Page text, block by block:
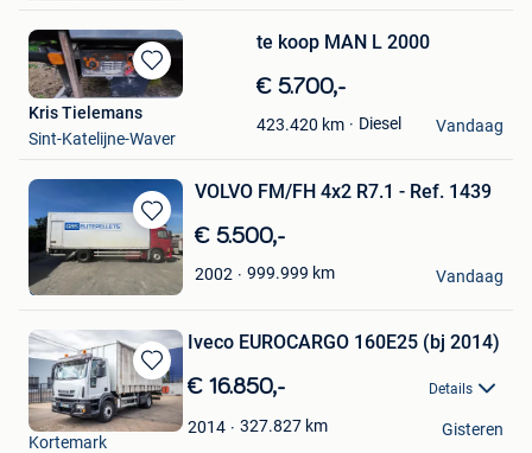
Bewaren
in
Favorieten
te koop MAN L 2000
€ 5.700,-
423.420 km Diesel
Kris Tielemans
Sint-Katelijne-Waver
Vandaag
Bewaren
in
Mijn
Favorieten
VOLVO FM/FH 4x2 R7.1 - Ref. 1439
€ 5.500,-
2002 999.999 km
Jacalis NV
Oostrozebeke
Vandaag
Bewaren
in
Mijn
Iveco EUROCARGO 160E25 (bj 2014)
€ 16.850,- Details
2014 327.827 km
Braem NV
Kortemark
Gisteren